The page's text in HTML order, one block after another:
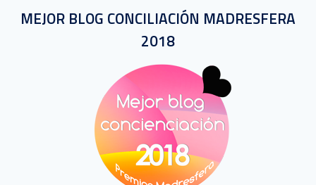
MEJOR BLOG CONCILIACIÓN MADRESFERA
2018